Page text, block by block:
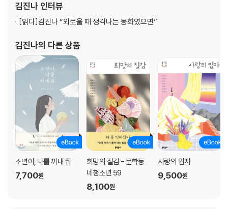
김진나 인터뷰
[읽다]김진나 “외로울 때 생각나는 동화였으면”
김진나의 다른 상품
소년아, 나를 꺼내 줘
7,700원
희망의 질감 - 문학동
네청소년 59
8,100원
사랑의 입자
9,500원